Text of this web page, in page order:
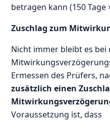
betragen kann (150 Tage
Zuschlag zum
Nicht immer bleibt es bei
Ermessen des Prüfers,
zusätzlich einen
Voraussetzung ist, dass